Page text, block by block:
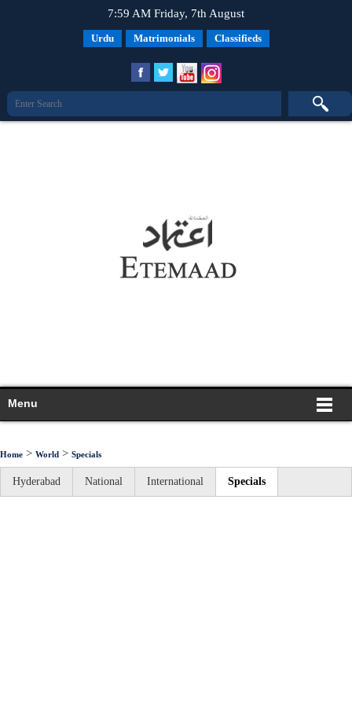
7:59 AM Friday, 7th August
Urdu Matrimonials Classifieds
Menu
Home > World > Specials
Hyderabad National International Specials